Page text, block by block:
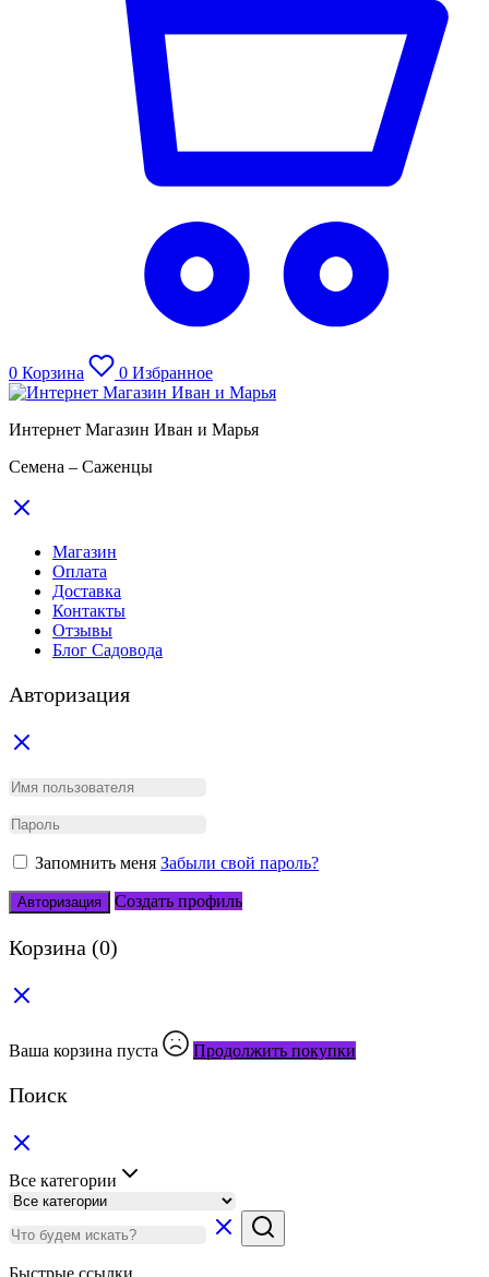
0 Корзина 0 Избранное
Интернет Магазин Иван и Марья
Семена – Саженцы
Магазин
Оплата
Доставка
Контакты
Отзывы
Блог Садовода
Авторизация
Запомнить меня Забыли свой пароль?
Авторизация Создать профиль
Корзина (0)
Ваша корзина пуста Продолжить покупки
Поиск
Все категории